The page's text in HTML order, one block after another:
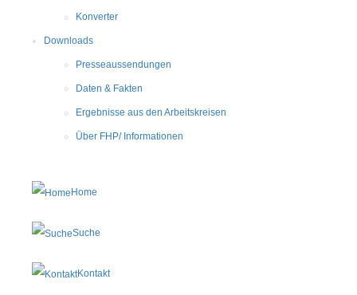
Konverter
Downloads
Presseaussendungen
Daten & Fakten
Ergebnisse aus den Arbeitskreisen
Über FHP/ Informationen
Home
Suche
Kontakt